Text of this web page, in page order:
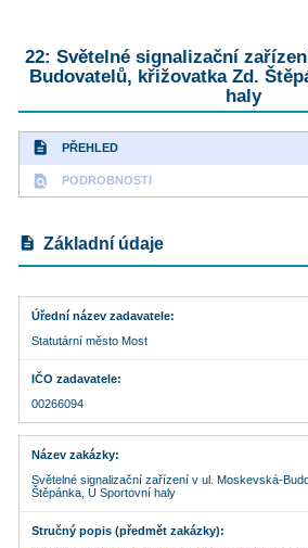
22: Světelné signalizační
Budovatelů, křižovatka Zd.
haly
description PŘEHLED
find_in_page PODROBNOSTI
description Základní údaje
Úřední název zadavatele
Statutární město Most
IČO zadavatele
00266094
Název zakázky
Světelné signalizační zařízení v ul. Moskevská-
Štěpánka, U Sportovní haly
Stručný popis (předmět zakázky)